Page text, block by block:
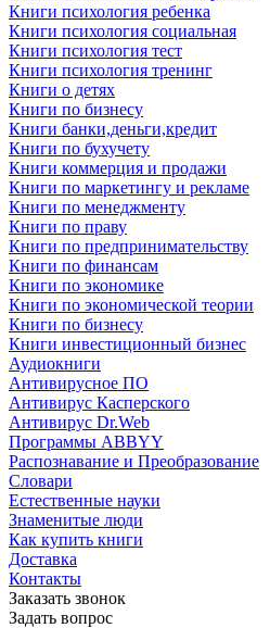
Книги психология ребенка
Книги психология социальная
Книги психология тест
Книги психология тренинг
Книги о детях
Книги по бизнесу
Книги банки,деньги,кредит
Книги по бухучету
Книги коммерция и продажи
Книги по маркетингу и рекламе
Книги по менеджменту
Книги по праву
Книги по предпринимательству
Книги по финансам
Книги по экономике
Книги по экономической теории
Книги по бизнесу
Книги инвестиционный бизнес
Аудиокниги
Антивирусное ПО
Антивирус Касперского
Антивирус Dr.Web
Программы ABBYY
Распознавание и Преобразование
Словари
Естественные науки
Знаменитые люди
Как купить книги
Доставка
Контакты
Заказать звонок
Задать вопрос